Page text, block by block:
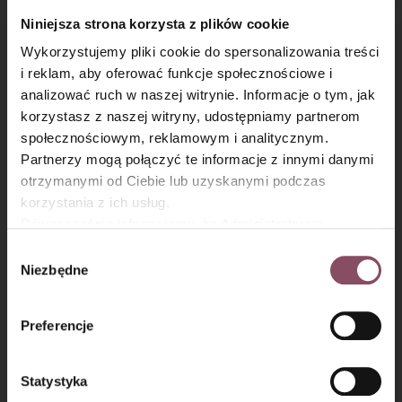
Niniejsza strona korzysta z plików cookie
Wykorzystujemy pliki cookie do spersonalizowania treści
i reklam, aby oferować funkcje społecznościowe i
analizować ruch w naszej witrynie. Informacje o tym, jak
korzystasz z naszej witryny, udostępniamy partnerom
społecznościowym, reklamowym i analitycznym.
Partnerzy mogą połączyć te informacje z innymi danymi
otrzymanymi od Ciebie lub uzyskanymi podczas
korzystania z ich usług.
Gdańsk (80-339) adres: Dickmana 14/15 więcej
informacji o przetwarzaniu danych osobowych oraz
Polityce
prywatności.
zgody
Niezbędne
Preferencje
Statystyka
Beza z kremem
ajerkoniakowym
(adwokatowym)
×